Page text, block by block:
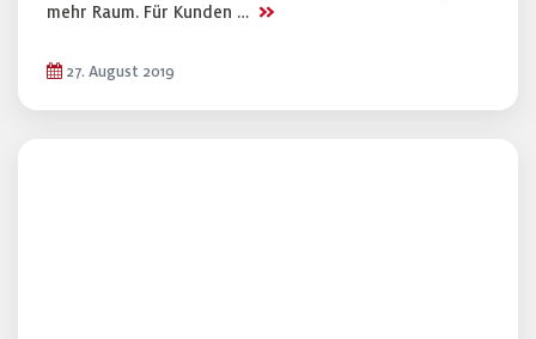
mehr Raum. Für Kunden … >>
27. August 2019